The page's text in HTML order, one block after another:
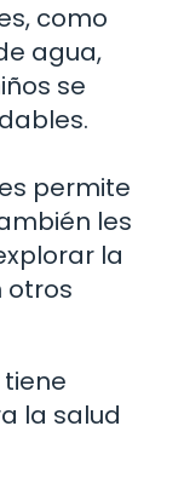
como
agua,
se
permite
les
la
otros
la salud